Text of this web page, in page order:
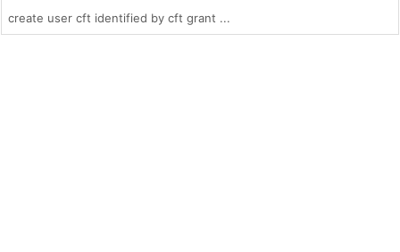
create user cft identified by cft grant ...